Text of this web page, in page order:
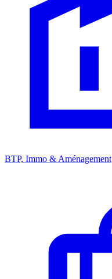
BTP, Immo & Aménagement